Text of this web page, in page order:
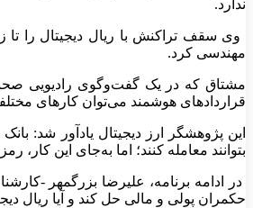
ندارد.
مهندسی کرد.
مشتاق که در یک گفت‌وگوی رادیویی صحبت
قراردادهای هوشمند می‌توان کارهای
این پژوهشگر ارز دیجیتال یادآور شد:
بتوانند معامله کنند؛ اما به‌جای این
در ادامه برنامه، علیرضا بزرگمهر -
حکمران پولی و مالی حل کند و آیا ریال